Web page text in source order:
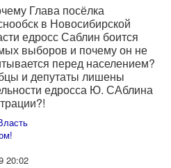
Глава посёлка
в Новосибирской
едросс Саблин боится
выборов и почему он не
перед населением?
и депутаты лишены
едросса Ю. САблина
20:02